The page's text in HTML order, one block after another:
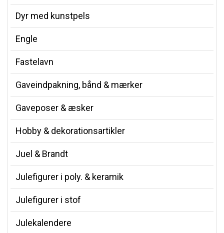
Dyr med kunstpels
Engle
Fastelavn
Gaveindpakning, bånd & mærker
Gaveposer & æsker
Hobby & dekorationsartikler
Juel & Brandt
Julefigurer i poly. & keramik
Julefigurer i stof
Julekalendere